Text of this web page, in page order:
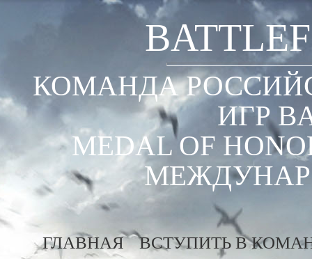
КОМАНДА
ИГР
MEDAL OF
ГЛАВНАЯ
ВСТУПИТЬ В